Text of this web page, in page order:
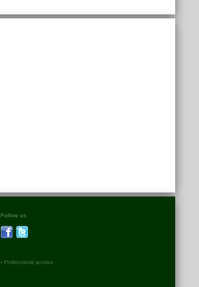
Follow us
• Professional access